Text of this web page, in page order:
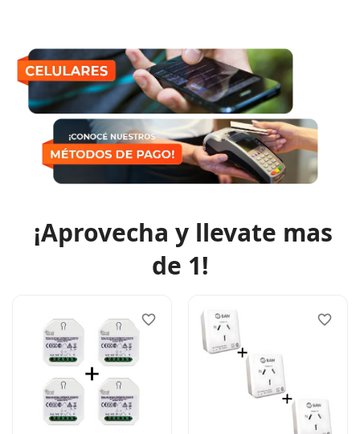
¡Aprovecha y llevate mas
de 1!
favorite_border favorite_border